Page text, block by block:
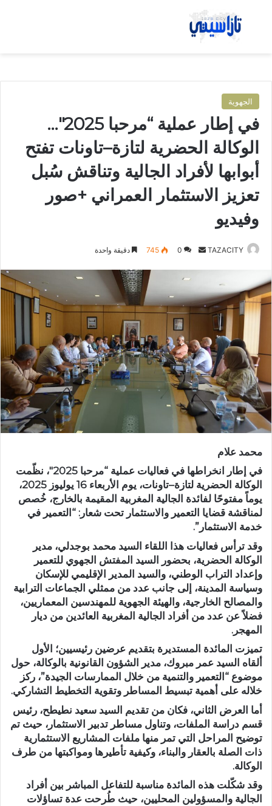
بحث عن
الجهوية
في إطار عملية “مرحبا 2025″…
الوكالة الحضرية لتازة–تاونات تفتح
أبوابها لأفراد الجالية وتناقش سُبل
تعزيز الاستثمار العمراني +صور
وفيديو
TAZACITY
ل
ب
د
ا
إ
ل
ك
ت
ن
ي
ا
0
745 دقيقة واحدة
محمد علام
في إطار انخراطها في فعاليات عملية “مرحبا 2025″، نظّمت
الوكالة الحضرية لتازة–تاونات، يوم الأربعاء 16 يوليوز 2025،
يوماً مفتوحًا لفائدة الجالية المغربية المقيمة بالخارج، خُصص
لمناقشة قضايا التعمير والاستثمار تحت شعار: “التعمير في
خدمة الاستثمار”.
وقد ترأس فعاليات هذا اللقاء السيد محمد بوجدلي، مدير
الوكالة الحضرية، بحضور السيد المفتش الجهوي للتعمير
وإعداد التراب الوطني، والسيد المدير الإقليمي للإسكان
وسياسة المدينة، إلى جانب عدد من ممثلي الجماعات الترابية
والمصالح الخارجية، والهيئة الجهوية للمهندسين المعماريين،
فضلاً عن عدد من أفراد الجالية المغربية العائدين من ديار
المهجر.
تميزت المائدة المستديرة بتقديم عرضين رئيسيين؛ الأول
ألقاه السيد عمر مبروك، مدير الشؤون القانونية بالوكالة، حول
موضوع “التعمير والتنمية من خلال الممارسات الجيدة”، ركز
خلاله على أهمية تبسيط المساطر وتقوية التخطيط التشاركي.
أما العرض الثاني، فكان من تقديم السيد سعيد نطيطح، رئيس
قسم دراسة الملفات، وتناول مساطر تدبير الاستثمار، حيث تم
توضيح المراحل التي تمر منها ملفات المشاريع الاستثمارية
ذات الصلة بالعقار والبناء، وكيفية تأطيرها ومواكبتها من طرف
الوكالة.
وقد شكّلت هذه المائدة مناسبة للتفاعل المباشر بين أفراد
الجالية والمسؤولين المحليين، حيث طُرحت عدة تساؤلات